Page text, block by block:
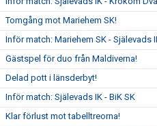
Tomgång mot Mariehem SK!
Inför match: Mariehem SK - Själevads
Gästspel för duo från Maldiverna!
Delad pott i länsderbyt!
Inför match: Själevads IK - BiK SK
Klar förlust mot tabelltreorna!